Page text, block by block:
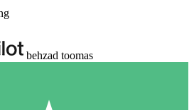
behzad toomas